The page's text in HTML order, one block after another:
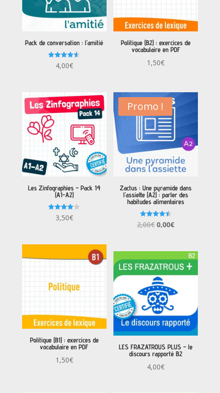
Pack de conversation : l’amitié
Note
4.50
4,00€
Politique (B2) : exercices de
vocabulaire en PDF
1,50€
Les Zinfographies – Pack 14
(A1-A2)
Note
4.00
3,50€
Promo !
Zactus : Une pyramide dans
l’assiette (A2) : parler des
habitudes alimentaires
Note
4.50
2,00€ Le
initial
était :
2,00€.
0,00€Le
actuel
est :
0,00€.
Politique (B1) : exercices de
vocabulaire en PDF
1,50€
LES FRAZATROUS PLUS – le
discours rapporté B2
4,00€